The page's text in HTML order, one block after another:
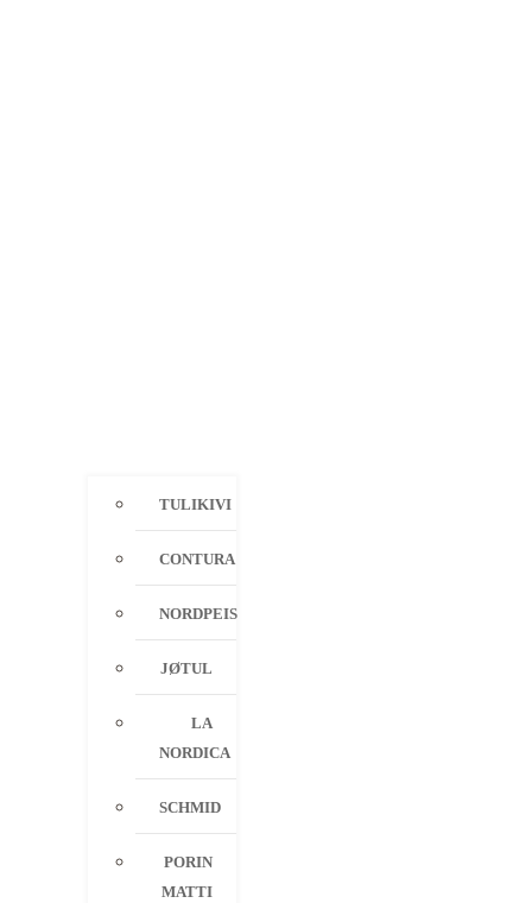
TULIKIVI
CONTURA
NORDPEIS
JØTUL
LA
NORDICA
SCHMID
PORIN
MATTI